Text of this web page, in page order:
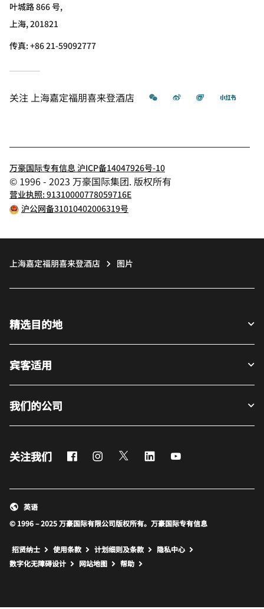
叶城路 866 号,
上海, 201821
传真:+86 21-59092777
关注上海嘉定福朋喜来登酒店 微信 微博 飞猪 小红书
万豪国际专有信息 沪ICP备14047926号-10
© 1996 - 2023 万豪国际集团. 版权所有
营业执照: 91310000778059716E
沪公网备31010402006319号
上海嘉定福朋喜来登酒店 图片
精选目的地
宾客适用
我们的公司
关注我们 FacebookInstagram
Twitter LinkedIn
© 1996 – 2025 万豪国际有限公司版权所有。万豪国际专有信息
英语
招贤纳士 使用条款 计划细则及条款
隐私中心
数字化无障碍设计
网站地图 打开新窗口
帮助